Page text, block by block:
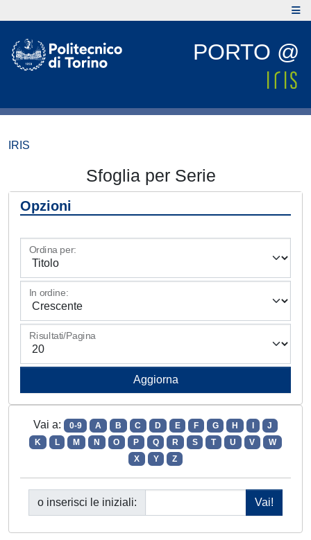
PORTO @
IRIS
Sfoglia per Serie
Opzioni
Ordina per:
In ordine:
Risultati/Pagina
Vai a: 0-9 A B C D E F G H
J
K
L M N O P Q R S T U V
W
X
Y Z
o inserisci le iniziali: